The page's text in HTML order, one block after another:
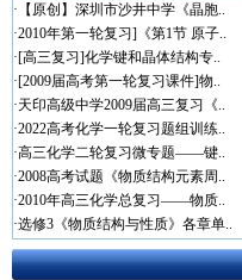
· 【原创】深圳市沙井中学《晶胞..
·2010年第一轮复习]《第1节 原子..
·[高三复习]化学键和晶体结构专..
·[2009届高考第一轮复习课件]物..
·天印高级中学2009届高三复习《..
·2022高考化学一轮复习题组训练..
·高三化学二轮复习微专题——键..
·2008高考试题《物质结构元素周..
·2010年高三化学总复习——物质..
·选修3《物质结构与性质》各章单..